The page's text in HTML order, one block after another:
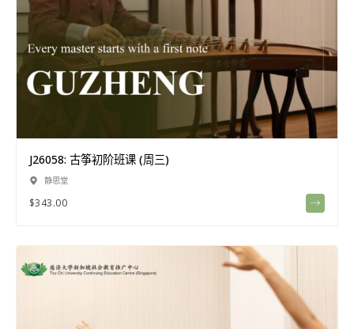
J26058: 古筝初阶班课 (周三)
静思堂
$343.00